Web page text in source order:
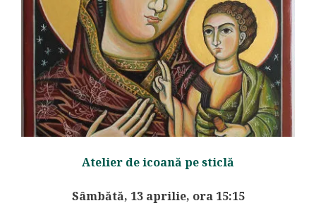
Atelier de icoană pe sticlă
Sâmbătă, 13 aprilie, ora 15:15